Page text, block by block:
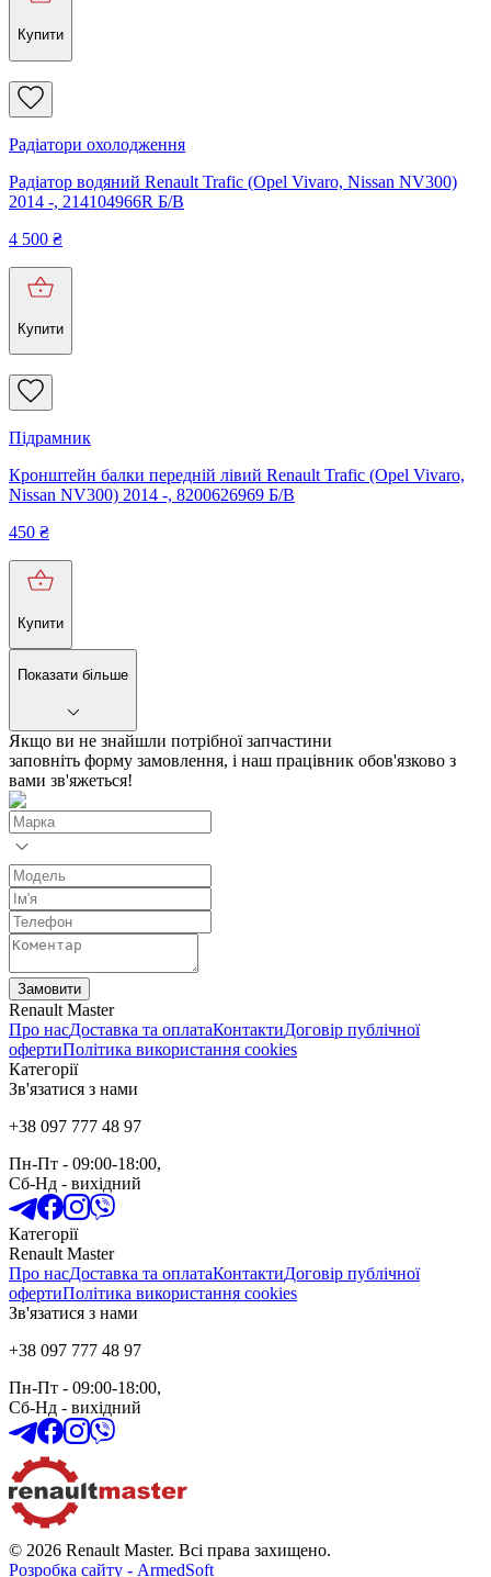
Купити
Радіатори охолодження
Радіатор водяний Renault Trafic (Opel Vivaro, Nissan NV300)
2014 -, 214104966R Б/В
4 500 ₴
Купити
Підрамник
Кронштейн балки передній лівий Renault Trafic (Opel Vivaro,
Nissan NV300) 2014 -, 8200626969 Б/В
450 ₴
Купити
Показати більше
Якщо ви не знайшли потрібної запчастини
заповніть форму замовлення, і наш працівник обов'язково з
вами зв'яжеться!
Замовити
Renault Master
Про насДоставка та оплатаКонтактиДоговір публічної
офертиПолітика використання cookies
Категорії
Зв'язатися з нами
+38 097 777 48 97
Пн-Пт - 09:00-18:00,
Сб-Нд - вихідний
Категорії
Renault Master
Про насДоставка та оплатаКонтактиДоговір публічної
офертиПолітика використання cookies
Зв'язатися з нами
+38 097 777 48 97
Пн-Пт - 09:00-18:00,
Сб-Нд - вихідний
© 2026 Renault Master. Всі права захищено.
Розробка сайту - ArmedSoft